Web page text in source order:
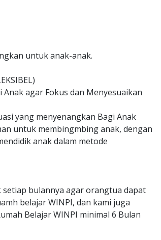
untuk anak-anak.
agar Fokus dan Menyesuaikan
yang menyenangkan Bagi Anak
untuk membingmbing anak, dengan
anak dalam metode
bulannya agar orangtua dapat
belajar WINPI, dan kami juga
Belajar WINPI minimal 6 Bulan